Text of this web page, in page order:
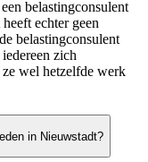
belastingconsulent
echter geen
belastingconsulent
zich
wel hetzelfde werk
in Nieuwstadt?